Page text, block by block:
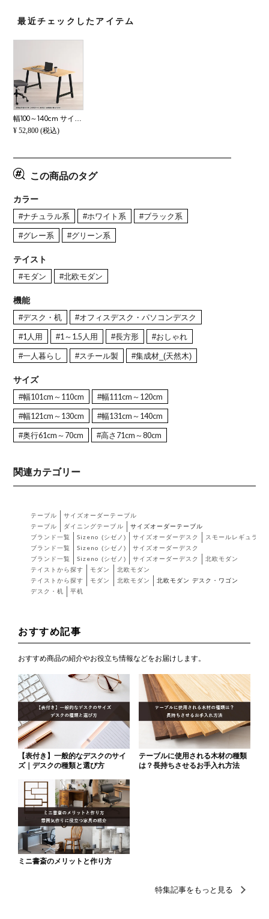
最近チェックしたアイテム
¥ 52,800 (税込)
この商品のタグ
カラー
#ナチュラル系 #ホワイト系 #ブラック系
#グレー系 #グリーン系
テイスト
#モダン #北欧モダン
機能
#デスク・机 #オフィスデスク・パソコンデスク
#1人用 #1～1.5人用 #長方形 #おしゃれ
#一人暮らし #スチール製 #集成材_(天然木)
サイズ
#幅101cm～110cm #幅111cm～120cm
#幅121cm～130cm #幅131cm～140cm
#奥行61cm～70cm #高さ71cm～80cm
関連カテゴリー
テーブル
サイズオーダーテーブル
テーブル
ダイニングテーブル
サイズオーダーテーブル
ブランド一覧
Sizeno (シゼノ) サイズオーダーデスク
スモールレギュラー
ブランド一覧
Sizeno (シゼノ)
サイズオーダーデスク
ブランド一覧
Sizeno (シゼノ) サイズオーダーデスク
北欧モダン
テイストから探す
モダン
北欧モダン
テイストから探す
モダン 北欧モダン
北欧モダン デスク・ワゴン
デスク・机
平机